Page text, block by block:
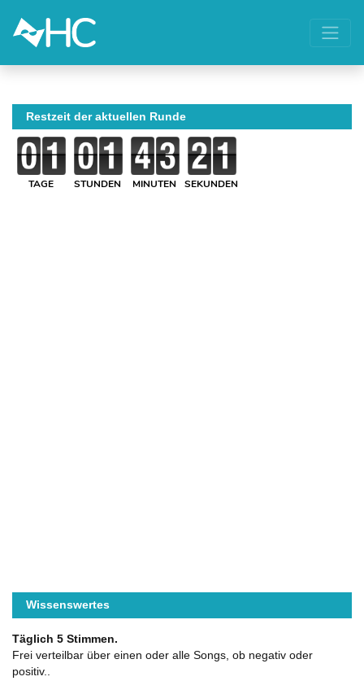
Restzeit der aktuellen Runde
TAGE STUNDEN MINUTEN SEKUNDEN
Wissenswertes
Täglich 5 Stimmen.
Frei verteilbar über einen oder alle Songs, ob negativ oder
positiv..